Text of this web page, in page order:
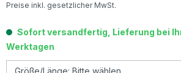
Preise inkl. gesetzlicher MwSt.
Sofort versandfertig, Lieferung bei
Werktagen